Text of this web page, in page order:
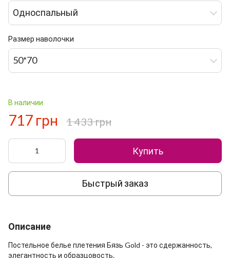
Односпальный
Размер наволочки
50*70
В наличии
717 грн 1 433 грн
Купить
Быстрый заказ
Описание
Постельное белье плетения Бязь Gold - это сдержанность,
элегантность и образцовость.